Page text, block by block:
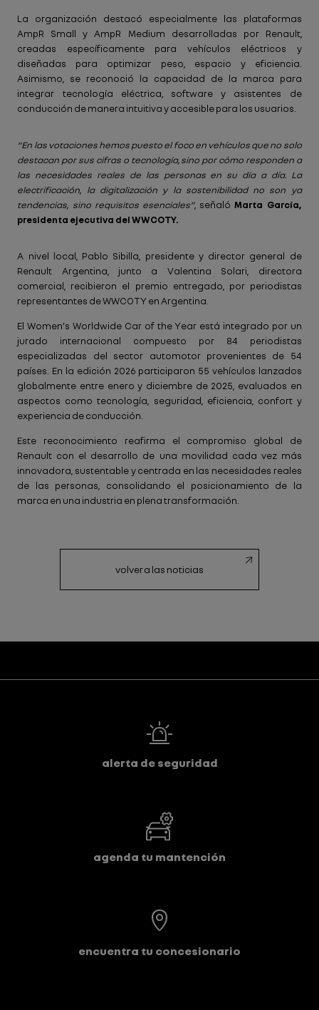
La organización destacó especialmente las plataformas
AmpR Small y AmpR Medium desarrolladas por Renault,
creadas específicamente para vehículos eléctricos y
diseñadas para optimizar peso, espacio y eficiencia.
Asimismo, se reconoció la capacidad de la marca para
integrar tecnología eléctrica, software y asistentes de
conducción de manera intuitiva y accesible para los usuarios.
“En las votaciones hemos puesto el foco en vehículos que no solo
destacan por sus cifras o tecnología, sino por cómo responden a
las necesidades reales de las personas en su día a día. La
electrificación, la digitalización y la sostenibilidad no son ya
tendencias, sino requisitos esenciales”, señalóMarta García,
presidenta ejecutiva del WWCOTY.
A nivel local, Pablo Sibilla, presidente y director general de
Renault Argentina, junto a Valentina Solari, directora
comercial, recibieron el premio entregado, por periodistas
representantes de WWCOTY en Argentina.
El Women’s Worldwide Car of the Year está integrado por un
jurado internacional compuesto por 84 periodistas
especializadas del sector automotor provenientes de 54
países. En la edición 2026 participaron 55 vehículos lanzados
globalmente entre enero y diciembre de 2025, evaluados en
aspectos como tecnología, seguridad, eficiencia, confort y
experiencia de conducción.
Este reconocimiento reafirma el compromiso global de
Renault con el desarrollo de una movilidad cada vez más
innovadora, sustentable y centrada en las necesidades reales
de las personas, consolidando el posicionamiento de la
marca en una industria en plena transformación.
volver a las noticias
alerta de seguridad
agenda tu mantención
encuentra tu concesionario